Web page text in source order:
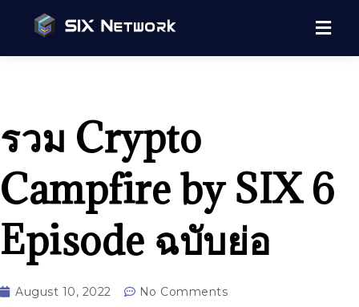
รวม Crypto
Campfire by SIX 6
Episode ฉบับย่อ
August 10, 2022 No Comments